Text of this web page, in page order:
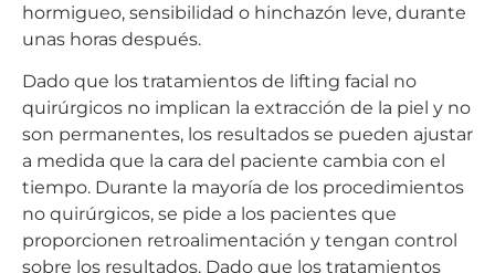
hormigueo, sensibilidad o hinchazón leve, durante
unas horas después.
Dado que los tratamientos de lifting facial no
quirúrgicos no implican la extracción de la piel y no
son permanentes, los resultados se pueden ajustar
a medida que la cara del paciente cambia con el
tiempo. Durante la mayoría de los procedimientos
no quirúrgicos, se pide a los pacientes que
proporcionen retroalimentación y tengan control
sobre los resultados. Dado que los tratamientos